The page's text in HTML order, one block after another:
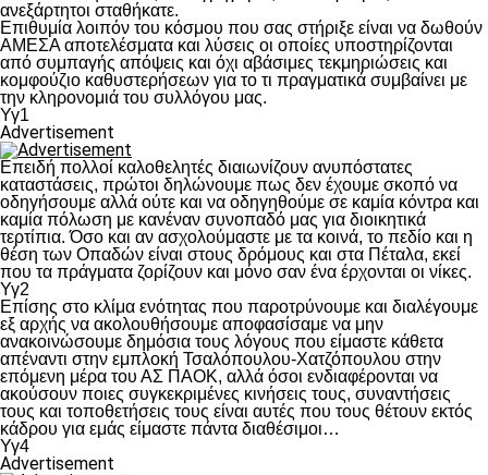
ανεξάρτητοι σταθήκατε.
Επιθυμία λοιπόν του κόσμου που σας στήριξε είναι να δωθούν
ΑΜΕΣΑ αποτελέσματα και λύσεις οι οποίες υποστηρίζονται
από συμπαγής απόψεις και όχι αβάσιμες τεκμηριώσεις και
κομφούζιο καθυστερήσεων για το τι πραγματικά συμβαίνει με
την κληρονομιά του συλλόγου μας.
Υγ1
Advertisement
Επειδή πολλοί καλοθελητές διαιωνίζουν ανυπόστατες
καταστάσεις, πρώτοι δηλώνουμε πως δεν έχουμε σκοπό να
οδηγήσουμε αλλά ούτε και να οδηγηθούμε σε καμία κόντρα και
καμία πόλωση με κανέναν συνοπαδό μας για διοικητικά
τερτίπια. Όσο και αν ασχολούμαστε με τα κοινά, το πεδίο και η
θέση των Οπαδών είναι στους δρόμους και στα Πέταλα, εκεί
που τα πράγματα ζορίζουν και μόνο σαν ένα έρχονται οι νίκες.
Υγ2
Επίσης στο κλίμα ενότητας που παροτρύνουμε και διαλέγουμε
εξ αρχής να ακολουθήσουμε αποφασίσαμε να μην
ανακοινώσουμε δημόσια τους λόγους που είμαστε κάθετα
απέναντι στην εμπλοκή Τσαλόπουλου-Χατζόπουλου στην
επόμενη μέρα του ΑΣ ΠΑΟΚ, αλλά όσοι ενδιαφέρονται να
ακούσουν ποιες συγκεκριμένες κινήσεις τους, συναντήσεις
τους και τοποθετήσεις τους είναι αυτές που τους θέτουν εκτός
κάδρου για εμάς είμαστε πάντα διαθέσιμοι…
Υγ4
Advertisement